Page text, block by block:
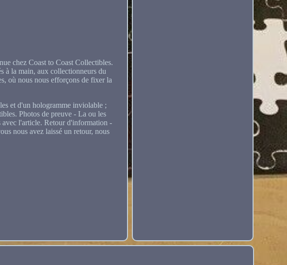
chez Coast to Coast Collectibles.
à la main, aux collectionneurs du
où nous nous efforçons de fixer la
et d'un hologramme inviolable ;
Photos de preuve - La ou les
avec l'article. Retour d'information -
nous avez laissé un retour, nous